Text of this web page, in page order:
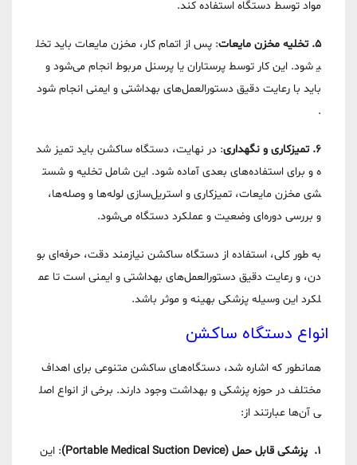
مواد توسط دستگاه استفاده کند.
5. تخلیه مخزن مایعات
: پس از اتمام کار، مخزن مایعات باید تخل
یه شود. این کار توسط پرستاران یا پرسنل مربوط انجام می‌شود و
باید با رعایت دقیق دستورالعمل‌های بهداشتی و ایمنی انجام شود
.
6. تمیزکاری و نگهداری
: در نهایت، دستگاه ساکشن باید تمیز شد
ه و برای استفاده‌های بعدی آماده شود. این شامل تخلیه و شست
شوی مخزن مایعات، تمیزکاری و استریل‌سازی لوله‌ها و وصله‌ها،
و بررسی دوره‌ای وضعیت و عملکرد دستگاه می‌شود.
به طور کلی، استفاده از دستگاه ساکشن نیازمند دقت، حرفه‌ای بو
دن، و رعایت دقیق دستورالعمل‌های بهداشتی و ایمنی است تا عم
لکرد این وسیله پزشکی بهینه و موثر باشد.
انواع دستگاه ساکشن
همانطور که اشاره شد، دستگاه‌های ساکشن متنوعی برای اهداف
مختلف در حوزه پزشکی و بهداشت وجود دارند. برخی از انواع اصل
ی آن‌ها عبارتند از:
1. پزشکی قابل حمل (Portable Medical Suction Device)
: این